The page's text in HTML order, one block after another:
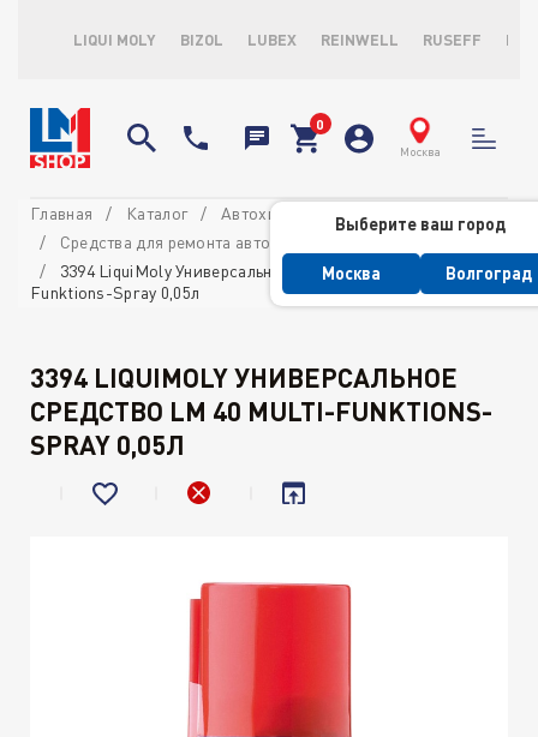
LIQUI MOLY BIZOL LUBEX REINWELL RUSEFF
Москва
Выберите ваш город
Москва Волгоград
Главная Каталог
Автохимия потребительская
Средства для ремонта автомобиля
3394 LiquiMoly Универсальное средство LM 40 Multi-
Funktions-Spray 0,05л
3394 LIQUIMOLY УНИВЕРСАЛЬНОЕ
СРЕДСТВО LM 40 MULTI-FUNKTIONS-
SPRAY 0,05Л